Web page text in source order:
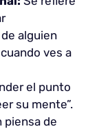
alguien
ves a
el punto
su mente”.
piensa de